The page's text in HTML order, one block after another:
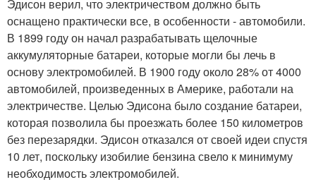
Эдисон верил, что электричеством должно быть
оснащено практически все, в особенности - автомобили.
В 1899 году он начал разрабатывать щелочные
аккумуляторные батареи, которые могли бы лечь в
основу электромобилей. В 1900 году около 28% от 4000
автомобилей, произведенных в Америке, работали на
электричестве. Целью Эдисона было создание батареи,
которая позволила бы проезжать более 150 километров
без перезарядки. Эдисон отказался от своей идеи спустя
10 лет, поскольку изобилие бензина свело к минимуму
необходимость электромобилей.